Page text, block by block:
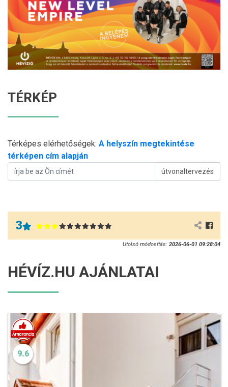
TÉRKÉP
Térképes elérhetőségek: A helyszín megtekintése
térképen cím alapján
útvonaltervezés
3
Utolsó módosítás: 2026-06-01 09:28:04
HÉVÍZ.HU AJÁNLATAI
9.6